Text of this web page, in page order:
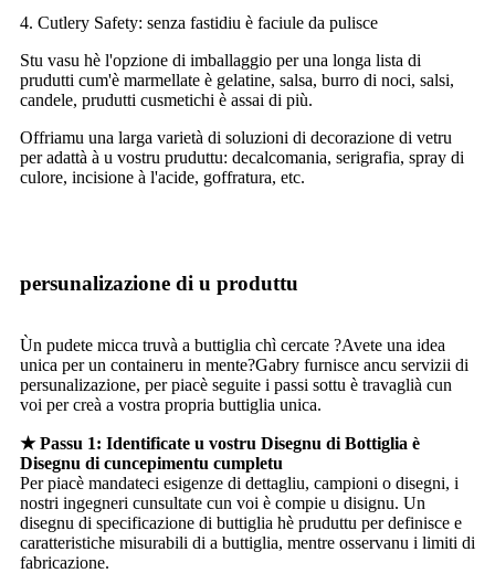
4. Cutlery Safety: senza fastidiu è faciule da pulisce
Stu vasu hè l'opzione di imballaggio per una longa lista di
prudutti cum'è marmellate è gelatine, salsa, burro di noci, salsi,
candele, prudutti cusmetichi è assai di più.
Offriamu una larga varietà di soluzioni di decorazione di vetru
per adattà à u vostru pruduttu: decalcomania, serigrafia, spray di
culore, incisione à l'acide, goffratura, etc.
persunalizazione di u produttu
Ùn pudete micca truvà a buttiglia chì cercate ?Avete una idea
unica per un containeru in mente?Gabry furnisce ancu servizii di
persunalizazione, per piacè seguite i passi sottu è travaglià cun
voi per creà a vostra propria buttiglia unica.
★ Passu 1: Identificate u vostru Disegnu di Bottiglia è
Disegnu di cuncepimentu cumpletu
Per piacè mandateci esigenze di dettagliu, campioni o disegni, i
nostri ingegneri cunsultate cun voi è compie u disignu. Un
disegnu di specificazione di buttiglia hè pruduttu per definisce e
caratteristiche misurabili di a buttiglia, mentre osservanu i limiti di
fabricazione.